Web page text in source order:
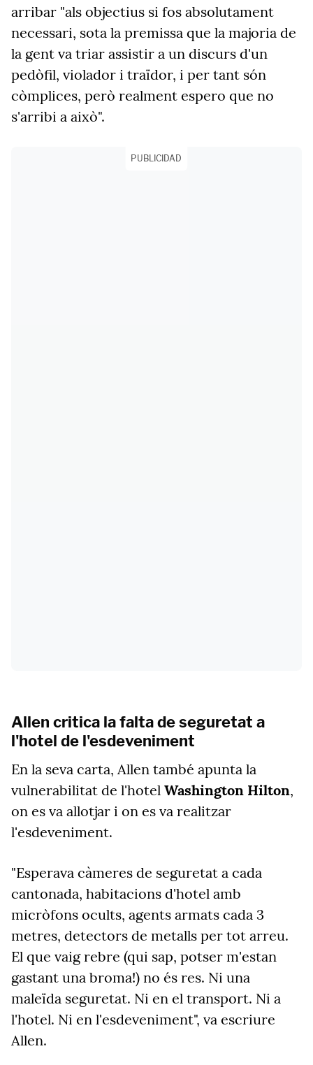
arribar "als objectius si fos absolutament
necessari, sota la premissa que la majoria de
la gent va triar assistir a un discurs d'un
pedòfil, violador i traïdor, i per tant són
còmplices, però realment espero que no
s'arribi a això".
PUBLICIDAD
Allen critica la falta de seguretat a
l'hotel de l'esdeveniment
En la seva carta, Allen també apunta la
vulnerabilitat de l'hotel Washington Hilton,
on es va allotjar i on es va realitzar
l'esdeveniment.
"Esperava càmeres de seguretat a cada
cantonada, habitacions d'hotel amb
micròfons ocults, agents armats cada 3
metres, detectors de metalls per tot arreu.
El que vaig rebre (qui sap, potser m'estan
gastant una broma!) no és res. Ni una
maleïda seguretat. Ni en el transport. Ni a
l'hotel. Ni en l'esdeveniment", va escriure
Allen.